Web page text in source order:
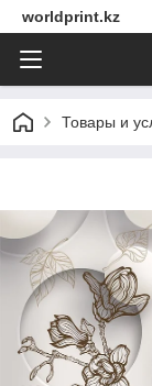
worldprint.kz
Товары и